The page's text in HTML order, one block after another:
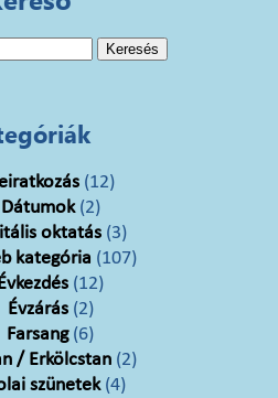
(12)
Dátumok(2)
oktatás (3)
kategória (107)
(12)
Évzárás(2)
Farsang(6)
/ Erkölcstan (2)
szünetek(4)